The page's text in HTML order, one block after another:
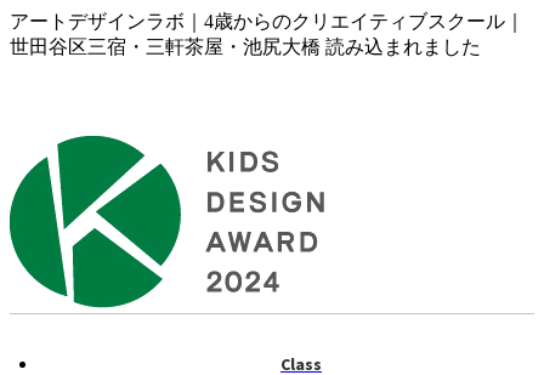
アートデザインラボ｜4歳からのクリエイティブスクール｜
世田谷区三宿・三軒茶屋・池尻大橋 読み込まれました
Class